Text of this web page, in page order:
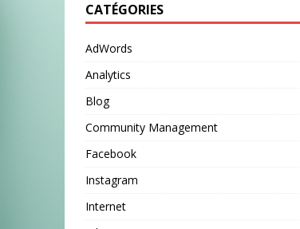
CATÉGORIES
AdWords
Analytics
Blog
Community Management
Facebook
Instagram
Internet